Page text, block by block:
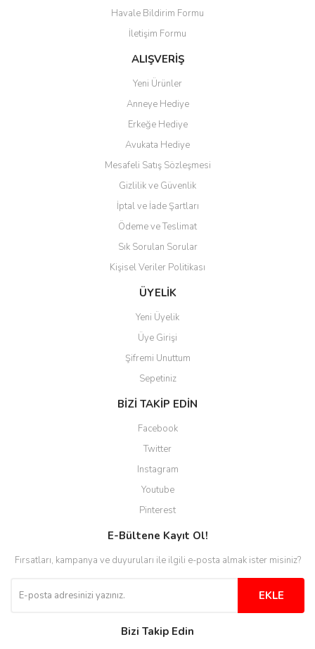
Havale Bildirim Formu
İletişim Formu
ALIŞVERİŞ
Yeni Ürünler
Anneye Hediye
Erkeğe Hediye
Avukata Hediye
Mesafeli Satış Sözleşmesi
Gizlilik ve Güvenlik
İptal ve İade Şartları
Ödeme ve Teslimat
Sık Sorulan Sorular
Kişisel Veriler Politikası
ÜYELİK
Yeni Üyelik
Üye Girişi
Şifremi Unuttum
Sepetiniz
BİZİ TAKİP EDİN
Facebook
Twitter
Instagram
Youtube
Pinterest
E-Bültene Kayıt Ol!
Fırsatları, kampanya ve duyuruları ile ilgili e-posta almak ister misiniz?
EKLE
Bizi Takip Edin